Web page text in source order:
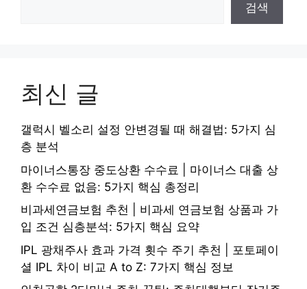
검색
최신 글
갤럭시 벨소리 설정 안변경될 때 해결법: 5가지 심
층 분석
마이너스통장 중도상환 수수료 | 마이너스 대출 상
환 수수료 없음: 5가지 핵심 총정리
비과세연금보험 추천 | 비과세 연금보험 상품과 가
입 조건 심층분석: 5가지 핵심 요약
IPL 광채주사 효과 가격 횟수 주기 추천 | 포토페이
셜 IPL 차이 비교 A to Z: 7가지 핵심 정보